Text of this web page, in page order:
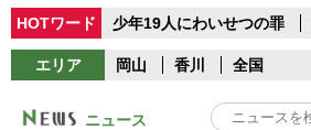
HOTワード 少年19人にわいせつの罪
エリア 岡山 香川 全国
ニュース